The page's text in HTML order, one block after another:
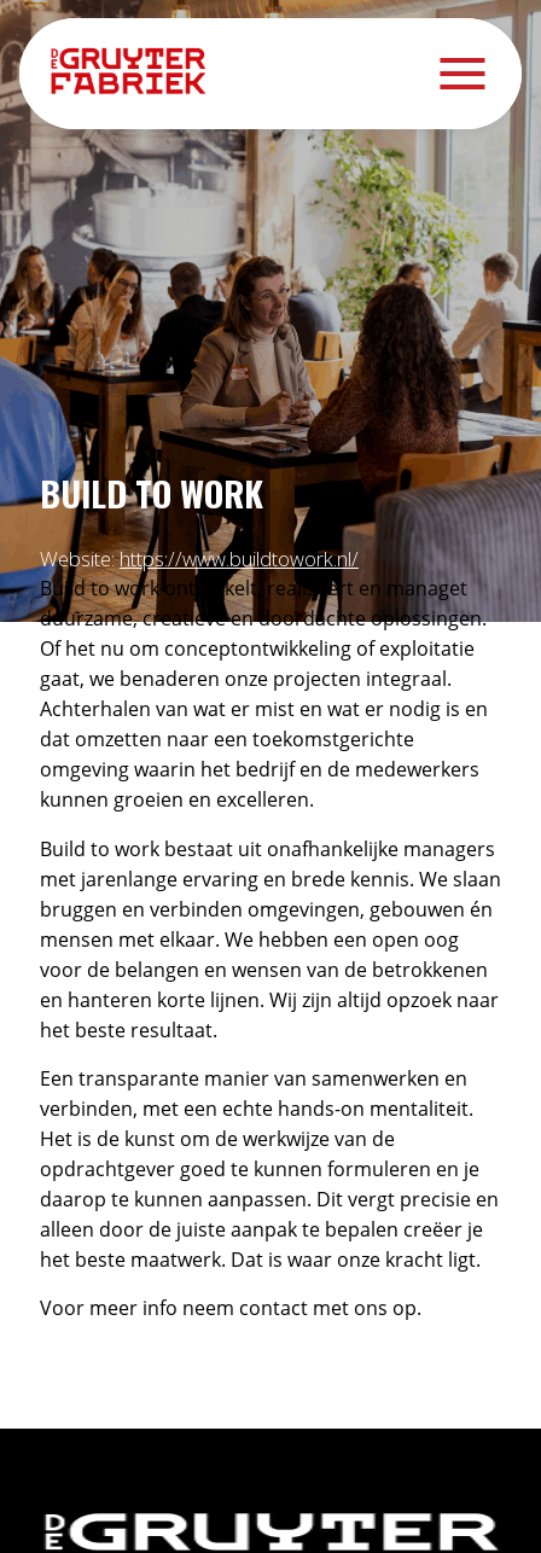
BUILD TO WORK
Website:https://www.buildtowork.nl/
Build to work ontwikkelt, realiseert en managet
duurzame, creatieve en doordachte oplossingen.
Of het nu om conceptontwikkeling of exploitatie
gaat, we benaderen onze projecten integraal.
Achterhalen van wat er mist en wat er nodig is en
dat omzetten naar een toekomstgerichte
omgeving waarin het bedrijf en de medewerkers
kunnen groeien en excelleren.
Build to work bestaat uit onafhankelijke managers
met jarenlange ervaring en brede kennis. We slaan
bruggen en verbinden omgevingen, gebouwen én
mensen met elkaar. We hebben een open oog
voor de belangen en wensen van de betrokkenen
en hanteren korte lijnen. Wij zijn altijd opzoek naar
het beste resultaat.
Een transparante manier van samenwerken en
verbinden, met een echte hands-on mentaliteit.
Het is de kunst om de werkwijze van de
opdrachtgever goed te kunnen formuleren en je
daarop te kunnen aanpassen. Dit vergt precisie en
alleen door de juiste aanpak te bepalen creëer je
het beste maatwerk. Dat is waar onze kracht ligt.
Voor meer info neem contact met ons op.